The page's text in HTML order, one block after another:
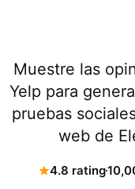
Muestre las
Yelp para
pruebas
web de
4.8 rating